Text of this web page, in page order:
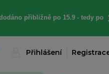
přibližně po 15.9 - tedy po
Přihlášení